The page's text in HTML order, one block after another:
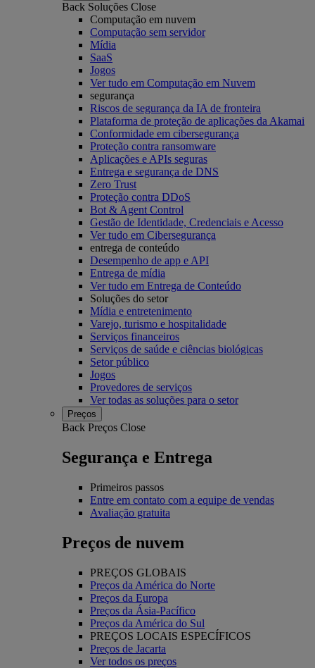
Back Soluções Close
Computação em nuvem
Computação sem servidor
Mídia
SaaS
Jogos
Ver tudo em Computação em Nuvem
segurança
Riscos de segurança da IA de fronteira
Plataforma de proteção de aplicações da Akamai
Conformidade em cibersegurança
Proteção contra ransomware
Aplicações e APIs seguras
Entrega e segurança de DNS
Zero Trust
Proteção contra DDoS
Bot & Agent Control
Gestão de Identidade, Credenciais e Acesso
Ver tudo em Cibersegurança
entrega de conteúdo
Desempenho de app e API
Entrega de mídia
Ver tudo em Entrega de Conteúdo
Soluções do setor
Mídia e entretenimento
Varejo, turismo e hospitalidade
Serviços financeiros
Serviços de saúde e ciências biológicas
Setor público
Jogos
Provedores de serviços
Ver todas as soluções para o setor
Preços
Back Preços Close
Segurança e Entrega
Primeiros passos
Entre em contato com a equipe de vendas
Avaliação gratuita
Preços de nuvem
PREÇOS GLOBAIS
Preços da América do Norte
Preços da Europa
Preços da Ásia-Pacífico
Preços da América do Sul
PREÇOS LOCAIS ESPECÍFICOS
Preços de Jacarta
Ver todos os preços